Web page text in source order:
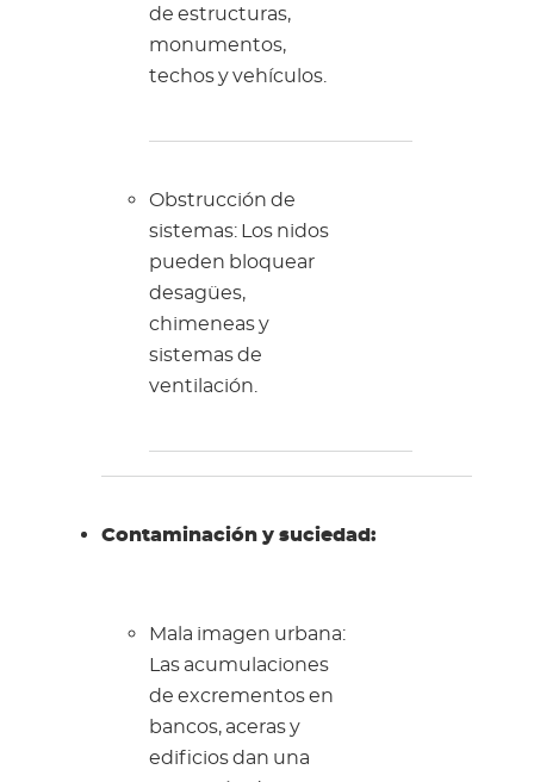
de estructuras,
monumentos,
techos y vehículos.
Obstrucción de
sistemas: Los nidos
pueden bloquear
desagües,
chimeneas y
sistemas de
ventilación.
Contaminación y suciedad:
Mala imagen urbana:
Las acumulaciones
de excrementos en
bancos, aceras y
edificios dan una